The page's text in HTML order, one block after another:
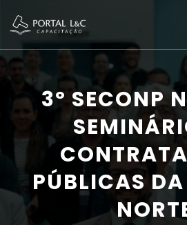
3º SECONP
PÚBLICAS